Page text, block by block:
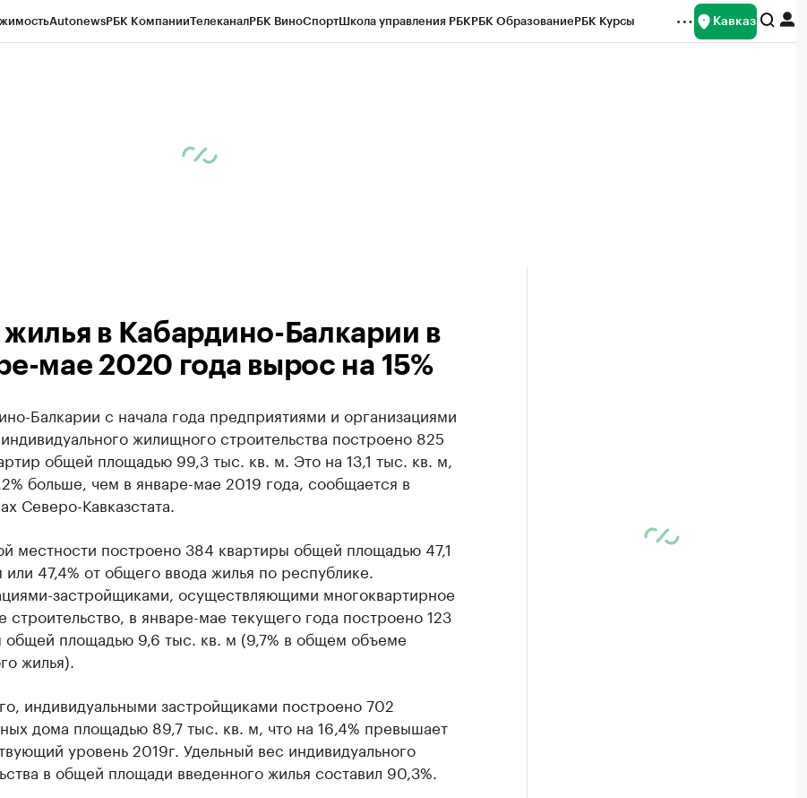
AutonewsРБК КомпанииТелеканалРБК ВиноСпортШкола управления РБКРБК ОбразованиеРБК Курсы Кавказ
жилья в Кабардино-Балкарии в
мае 2020 года вырос на 15%
Балкарии с начала года предприятиями и организациями
жилищного строительства построено 825
общей площадью 99,3 тыс. кв. м. Это на 13,1 тыс. кв. м,
больше, чем в январе-мае 2019 года, сообщается в
Северо-Кавказстата.
местности построено 384 квартиры общей площадью 47,1
47,4% от общего ввода жилья по республике.
застройщиками, осуществляющими многоквартирное
строительство, в январе-мае текущего года построено 123
общей площадью 9,6 тыс. кв. м (9,7% в общем объеме
жилья).
индивидуальными застройщиками построено 702
дома площадью 89,7 тыс. кв. м, что на 16,4% превышает
уровень 2019г. Удельный вес индивидуального
в общей площади введенного жилья составил 90,3%.